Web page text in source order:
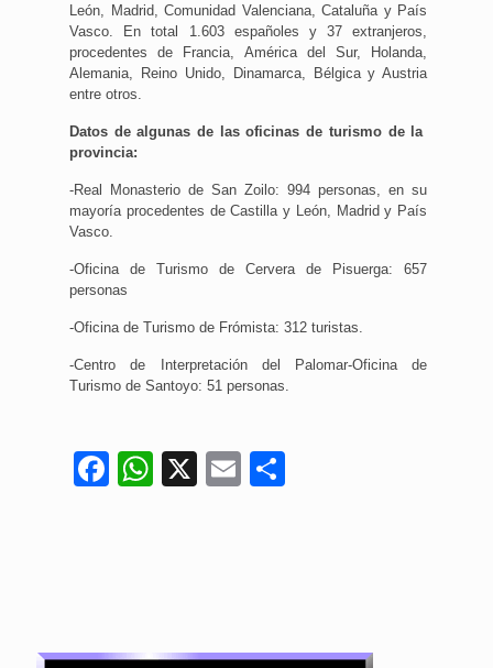
León, Madrid, Comunidad Valenciana, Cataluña y País
Vasco. En total 1.603 españoles y 37 extranjeros,
procedentes de Francia, América del Sur, Holanda,
Alemania, Reino Unido, Dinamarca, Bélgica y Austria
entre otros.
Datos de algunas de las oficinas de turismo de la
provincia:
-Real Monasterio de San Zoilo: 994 personas, en su
mayoría procedentes de Castilla y León, Madrid y País
Vasco.
-Oficina de Turismo de Cervera de Pisuerga: 657
personas
-Oficina de Turismo de Frómista: 312 turistas.
-Centro de Interpretación del Palomar-Oficina de
Turismo de Santoyo: 51 personas.
Facebook
WhatsApp
X Email